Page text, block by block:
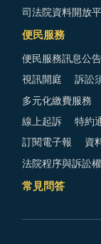
司法院資料開放
便民服務
便民服務訊息公告
視訊開庭 訴訟
多元化繳費服務
線上起訴 特約
訂閱電子報 資
法院程序與訴訟
常見問答